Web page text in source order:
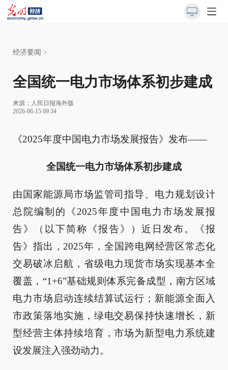
经济要闻 >
全国统一电力市场体系初步建成
来源： 人民日报海外版
2026-06-15 09:34
《2025年度中国电力市场发展报告》发布——
全国统一电力市场体系初步建成
由国家能源局市场监管司指导、电力规划设计
总院编制的《2025年度中国电力市场发展报
告》（以下简称《报告》）近日发布。《报
告》指出，2025年，全国跨电网经营区常态化
交易破冰启航，省级电力现货市场实现基本全
覆盖，“1+6”基础规则体系完备成型，南方区域
电力市场启动连续结算试运行；新能源全面入
市政策落地实施，绿电交易保持快速增长，新
型经营主体持续培育，市场为新型电力系统建
设发展注入强劲动力。